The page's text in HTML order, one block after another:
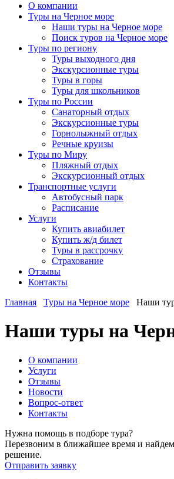
О компании
Туры на Черное море
Наши туры на Черное море
Поиск туров на Черное море
Туры по региону
Туры выходного дня
Экскурсионные туры
Туры в горы
Туры для школьников
Туры по России
Санаторный отдых
Экскурсионные туры
Горнолыжный отдых
Речные круизы
Туры по Миру
Пляжный отдых
Экскурсионный отдых
Транспортные услуги
Автобусный парк
Расписание
Услуги
Купить авиабилет
Купить ж/д билет
Туры в рассрочку
Страхование
Отзывы
Контакты
Главная
Туры на Черное море Наши
Наши туры на
О компании
Услуги
Отзывы
Новости
Вопрос-ответ
Контакты
Нужна помощь в подборе тура?
Перезвоним в ближайшее время и
решение.
Отправить заявку